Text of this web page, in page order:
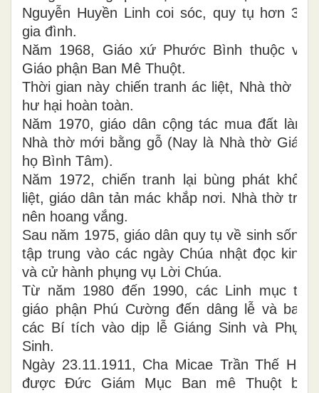
Nguyễn Huyền Linh coi sóc, quy tụ hơn 30
gia đình.
Năm 1968, Giáo xứ Phước Bình thuộc về
Giáo phận Ban Mê Thuột.
Thời gian này chiến tranh ác liệt, Nhà thờ bị
hư hại hoàn toàn.
Năm 1970, giáo dân cộng tác mua đất làm
Nhà thờ mới bằng gỗ (Nay là Nhà thờ Giáo
họ Bình Tâm).
Năm 1972, chiến tranh lại bùng phát khốc
liệt, giáo dân tản mác khắp nơi. Nhà thờ trở
nên hoang vắng.
Sau năm 1975, giáo dân quy tụ về sinh sống
tập trung vào các ngày Chúa nhật đọc kinh
và cử hành phụng vụ Lời Chúa.
Từ năm 1980 đến 1990, các Linh mục từ
giáo phận Phú Cường đến dâng lễ và ban
các Bí tích vào dịp lễ Giáng Sinh và Phục
Sinh.
Ngày 23.11.1911, Cha Micae Trần Thế Hải
được Đức Giám Mục Ban mê Thuột bổ